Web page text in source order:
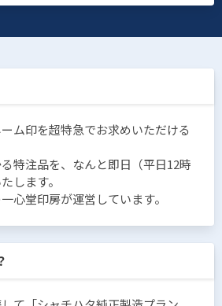
ム印を超特急でお求めいただける
特注品を、なんと即日（平日12時
します。
心堂印房が運営しています。